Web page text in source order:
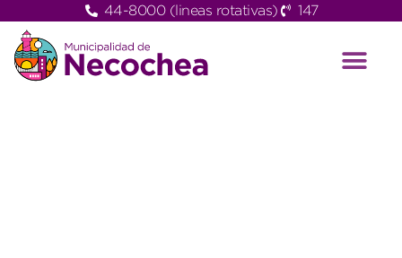
44-8000 (lineas rotativas) 147